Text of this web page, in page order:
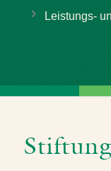
Leistungs-